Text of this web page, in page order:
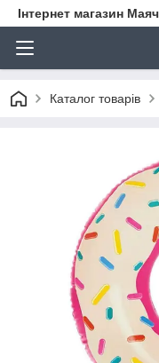
Інтернет магазин
Каталог товарів